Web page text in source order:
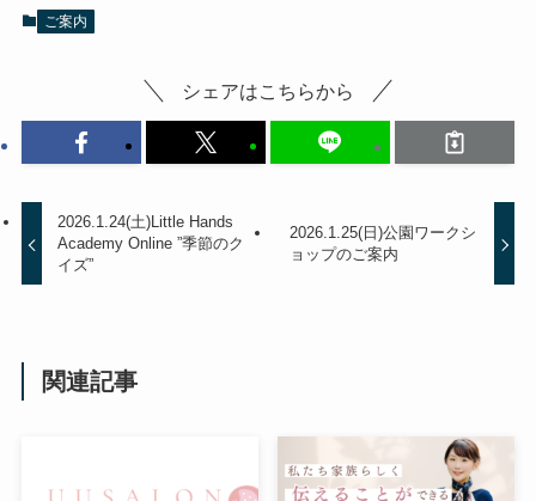
ご案内
シェアはこちらから
2026.1.24(土)Little Hands
Academy Online ”季節のク
イズ”
2026.1.25(日)公園ワークシ
ョップのご案内
関連記事